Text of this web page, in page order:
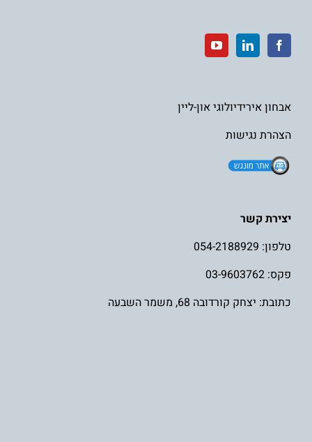
אבחון אירידיולוגי און-ליין
הצהרת נגישות
יצירת קשר
טלפון: 054-2188929
פקס: 03-9603762
כתובת: יצחק קורדובה 68, משמר השבעה